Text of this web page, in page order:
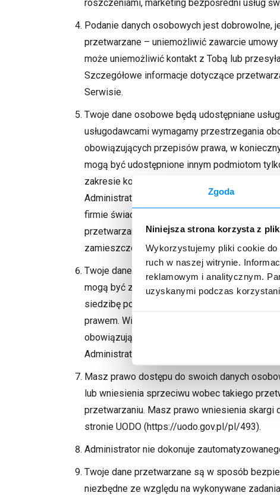
Zgoda
Niniejsza strona korzysta z
Wykorzystujemy pliki cookie
ruch w naszej witrynie.
reklamowym i analitycznym.
uzyskanymi podczas
roszczeniami, marketing bezpośredni usług
Podanie danych osobowych jest dobrowolne,
przetwarzane – uniemożliwić zawarcie
może uniemożliwić kontakt z Tobą lub
Szczegółowe informacje dotyczące
Serwisie.
Twoje dane osobowe będą udostępniane
usługodawcami wymagamy przestrzegania
obowiązujących przepisów prawa, w
mogą być udostępnione innym podmiotom
zakresie koniecznym do realizacji tych
Administratora w obsłudze i wysyłce
firmie świadczącej usługi chmurowe,
przetwarzania danych. Szczegółowe
zamieszczonych w Serwisie.
Twoje dane przechowywane są w
mogą być zlokalizowane poza Europejskim
siedzibę poza Europejskim Obszarem
prawem. Więcej informacji o
obowiązującymi przepisami oraz o
Administratorem w sposób wskazany w pkt 2
Masz prawo dostępu do swoich danych
lub wniesienia sprzeciwu wobec takiego
przetwarzaniu. Masz prawo wniesienia skargi
stronie UODO (https://uodo.gov.pl/pl/493).
Administrator nie dokonuje
Twoje dane przetwarzane są w sposób
niezbędne ze względu na wykonywane